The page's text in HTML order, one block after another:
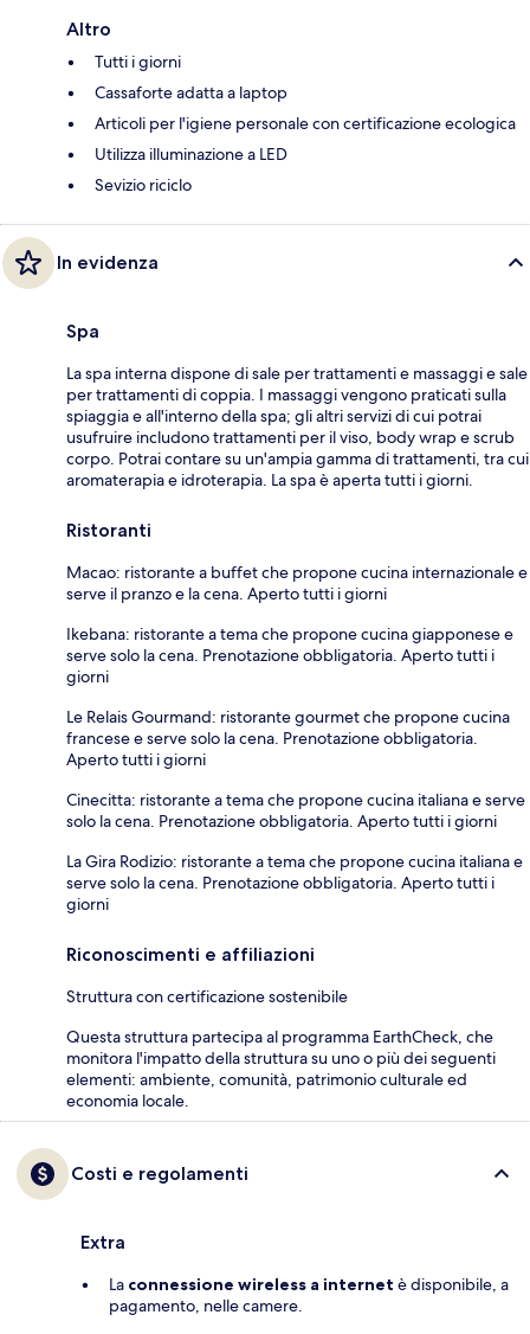
Altro
Tutti i giorni
Cassaforte adatta a laptop
Articoli per l'igiene personale con certificazione ecologica
Utilizza illuminazione a LED
Sevizio riciclo
In evidenza
Spa
La spa interna dispone di sale per trattamenti e massaggi e sale
per trattamenti di coppia. I massaggi vengono praticati sulla
spiaggia e all'interno della spa; gli altri servizi di cui potrai
usufruire includono trattamenti per il viso, body wrap e scrub
corpo. Potrai contare su un'ampia gamma di trattamenti, tra cui
aromaterapia e idroterapia. La spa è aperta tutti i giorni.
Ristoranti
Macao: ristorante a buffet che propone cucina internazionale e
serve il pranzo e la cena. Aperto tutti i giorni
Ikebana: ristorante a tema che propone cucina giapponese e
serve solo la cena. Prenotazione obbligatoria. Aperto tutti i
giorni
Le Relais Gourmand: ristorante gourmet che propone cucina
francese e serve solo la cena. Prenotazione obbligatoria.
Aperto tutti i giorni
Cinecitta: ristorante a tema che propone cucina italiana e serve
solo la cena. Prenotazione obbligatoria. Aperto tutti i giorni
La Gira Rodizio: ristorante a tema che propone cucina italiana e
serve solo la cena. Prenotazione obbligatoria. Aperto tutti i
giorni
Riconoscimenti e affiliazioni
Struttura con certificazione sostenibile
Questa struttura partecipa al programma EarthCheck, che
monitora l'impatto della struttura su uno o più dei seguenti
elementi: ambiente, comunità, patrimonio culturale ed
economia locale.
Costi e regolamenti
Extra
La connessione wireless a internet è disponibile, a
pagamento, nelle camere.